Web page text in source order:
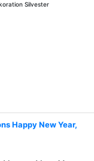
Silvester
Happy New Year,